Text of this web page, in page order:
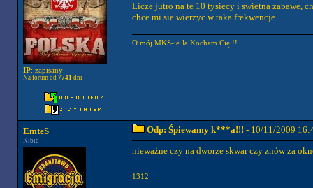
IP: zapisany
Na forum od 7741 dni
Licze jutro na te 10 tysiecy i swietna zabawe,
chce mi sie wierzyc w taka frekwencje.
O mój MKS-ie Ja Kocham Cię !!
EmteS
Kibic
Odp: Śpiewamy k***a!!! - 10/11/2009
nieważne czy na dworze skwar czy znów za
1312